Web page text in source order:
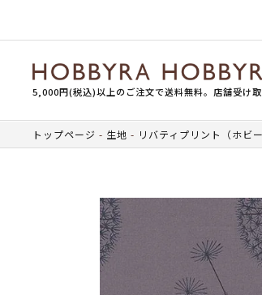
5,000円(税込)以上のご注文で送料無料。店舗受け
トップページ 生地 リバティプリント（ホビ